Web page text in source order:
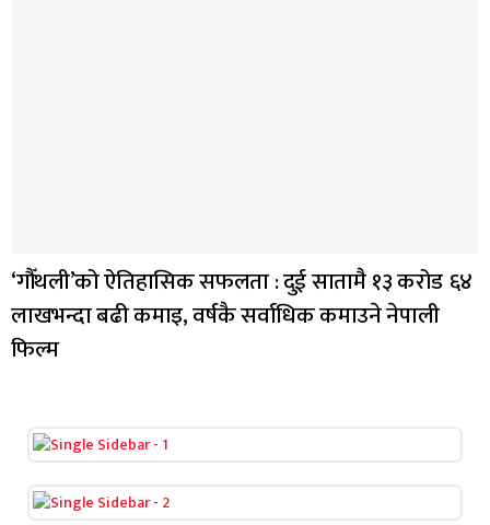
‘गौँथली’को ऐतिहासिक सफलता : दुई सातामै १३ करोड ६४
लाखभन्दा बढी कमाइ, वर्षकै सर्वाधिक कमाउने नेपाली
फिल्म